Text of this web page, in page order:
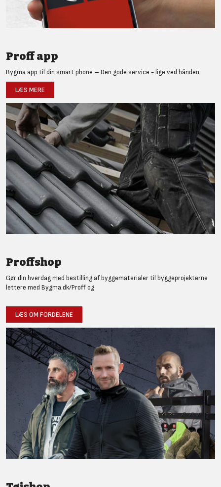
Proff app
Bygma app til din smart phone – Den gode service - lige ved hånden
LÆS MERE
Proffshop
Gør din hverdag med bestilling af byggematerialer til byggeprojekterne
lettere med Bygma.dk/Proff og
LÆS OM FORDELENE